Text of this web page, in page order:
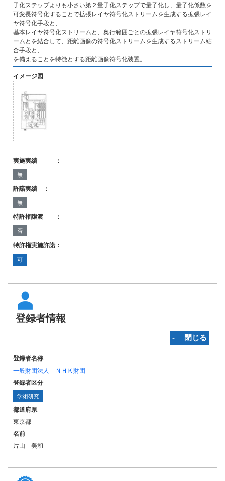
子化ステップよりも小さい第２量子化ステップで量子化し、量子化係数を
可変長符号化することで拡張レイヤ符号化ストリームを生成する拡張レイ
ヤ符号化手段と、
基本レイヤ符号化ストリームと、奥行範囲ごとの拡張レイヤ符号化ストリ
ームとを結合して、距離画像の符号化ストリームを生成するストリーム結
合手段と、
を備えることを特徴とする距離画像符号化装置。
イメージ図
実施実績 ：
無
許諾実績 ：
無
特許権譲渡 ：
否
特許権実施許諾：
可
登録者情報
‐ 閉じる
登録者名称
一般財団法人 ＮＨＫ財団
登録者区分
学術研究
都道府県
東京都
名前
片山 美和